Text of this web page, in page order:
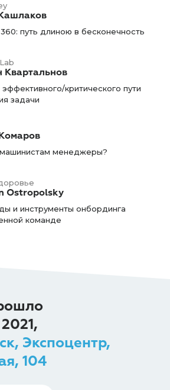
путь длиною в бесконечность
Квартальнов
эффективного/критического пути
задачи
менеджеры?
Ostropolsky
и инструменты онбординга
команде
Экспоцентр,
104